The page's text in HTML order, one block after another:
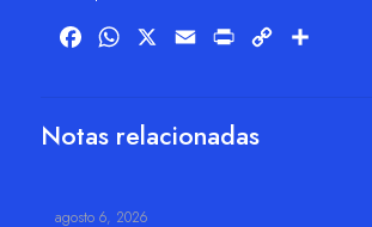
FacebookWhatsApp Email Print
Copy
Notas relacionadas
agosto 6, 2026